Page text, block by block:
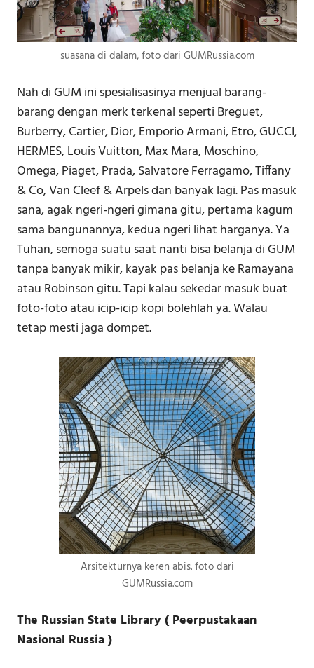
suasana di dalam, foto dari GUMRussia.com
Nah di GUM ini spesialisasinya menjual barang-
barang dengan merk terkenal seperti Breguet,
Burberry, Cartier, Dior, Emporio Armani, Etro, GUCCI,
HERMES, Louis Vuitton, Max Mara, Moschino,
Omega, Piaget, Prada, Salvatore Ferragamo, Tiffany
& Co, Van Cleef & Arpels dan banyak lagi. Pas masuk
sana, agak ngeri-ngeri gimana gitu, pertama kagum
sama bangunannya, kedua ngeri lihat harganya. Ya
Tuhan, semoga suatu saat nanti bisa belanja di GUM
tanpa banyak mikir, kayak pas belanja ke Ramayana
atau Robinson gitu. Tapi kalau sekedar masuk buat
foto-foto atau icip-icip kopi bolehlah ya. Walau
tetap mesti jaga dompet.
Arsitekturnya keren abis. foto dari
GUMRussia.com
The Russian State Library ( Peerpustakaan
Nasional Russia )